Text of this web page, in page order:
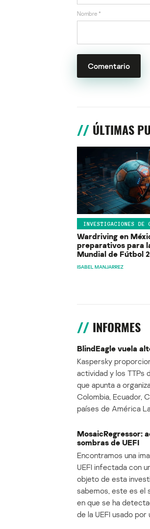
Nombre *
ÚLTIMAS
INVESTIGACIONES DE
Wardriving en
preparativos para
Mundial de Fútbol
ISABEL MANJARREZ
INFORMES
BlindEagle vuela
Kaspersky
actividad y los TTPs
que apunta a
Colombia, Ecuador,
países de América
MosaicRegressor:
sombras de UEFI
Encontramos una
UEFI infectada con
objeto de esta
sabemos, este es el
en que se ha
de la UEFI usado